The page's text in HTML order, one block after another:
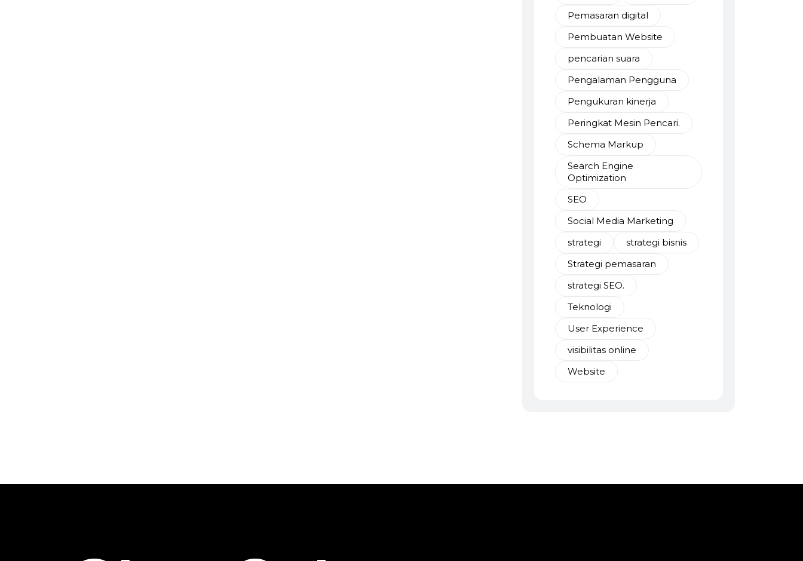
Pemasaran digital
Pembuatan Website
pencarian suara
Pengalaman Pengguna
Pengukuran kinerja
Peringkat Mesin Pencari.
Schema Markup
Search Engine
Optimization
SEO
Social Media Marketing
strategi
strategi bisnis
Strategi pemasaran
strategi SEO.
Teknologi
User Experience
visibilitas online
Website